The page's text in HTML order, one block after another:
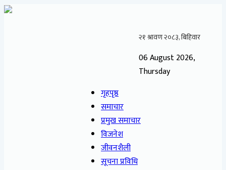
06 August 2026,
Thursday
गृहपृष्ठ
समाचार
प्रमुख समाचार
विजनेश
जीवनशैली
सूचना प्रविधि